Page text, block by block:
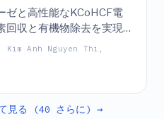
ゼと高性能なKCoHCF電
回収と有機物除去を実現
いて自律的な長期運用
ないヒト尿から高純度
し、正のエネルギー利
成する、耐久性に優れた
トフォームを提示するも
Kim Anh Nguyen Thi,
て見る (40 さらに) →